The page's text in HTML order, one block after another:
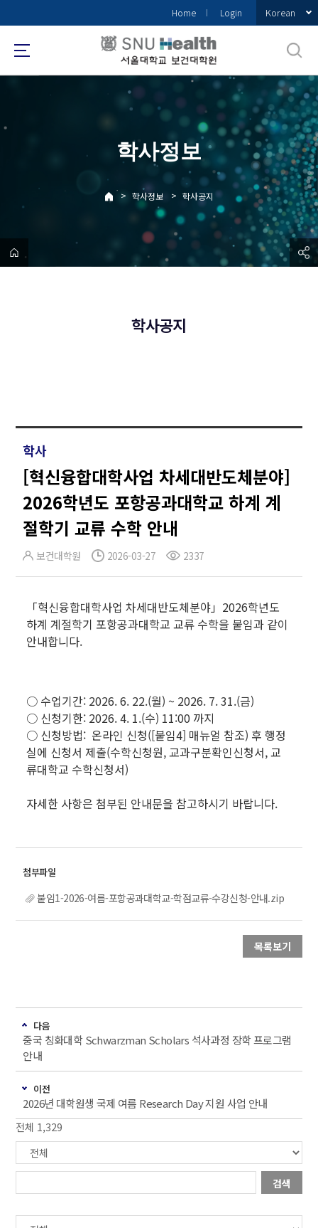
로
메
Home Login Korean
학사정보
> 학사정보 > 학사공지
학사공지
학사
[혁신융합대학사업 차세대반도체분야]
2026학년도 포항공과대학교 하계 계
절학기 교류 수학 안내
보건대학원 2026-03-27 2337
「혁신융합대학사업 차세대반도체분야」2026학년도
하계 계절학기 포항공과대학교 교류 수학을 붙임과 같이
안내합니다.
○ 수업기간: 2026. 6. 22.(월) ~ 2026. 7. 31.(금)
○ 신청기한: 2026. 4. 1.(수) 11:00 까지
○ 신청방법: 온라인 신청([붙임4] 매뉴얼 참조) 후 행정
실에 신청서 제출(수학신청원, 교과구분확인신청서, 교
류대학교 수학신청서)
자세한 사항은 첨부된 안내문을 참고하시기 바랍니다.
붙임1-2026-여름-포항공과대학교-학점교류-수강신청-안내.zip
목록보기
다음
중국 칭화대학 Schwarzman Scholars 석사과정 장학 프로그램
안내
이전
2026년 대학원생 국제 여름 Research Day 지원 사업 안내
전체 1,329
검색